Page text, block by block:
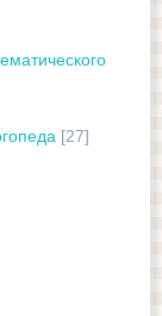
[27]